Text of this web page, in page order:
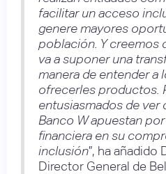
facilitar un acceso
genere mayores
población. Y creemos
va a suponer una
manera de entender a
ofrecerles productos.
entusiasmados de ver
Banco W apuestan
financiera en su
inclusión”, ha añadido
Director General de